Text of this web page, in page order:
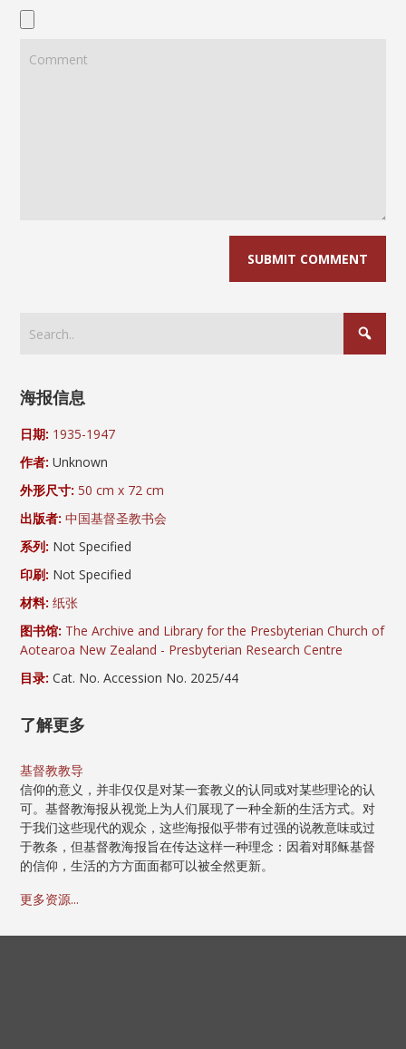
海报信息
日期: 1935-1947
作者: Unknown
外形尺寸: 50 cm x 72 cm
出版者: 中国基督圣教书会
系列: Not Specified
印刷: Not Specified
材料: 纸张
图书馆: The Archive and Library for the Presbyterian Church of
Aotearoa New Zealand - Presbyterian Research Centre
目录: Cat. No. Accession No. 2025/44
了解更多
基督教教导
信仰的意义，并非仅仅是对某一套教义的认同或对某些理论的认
可。基督教海报从视觉上为人们展现了一种全新的生活方式。对
于我们这些现代的观众，这些海报似乎带有过强的说教意味或过
于教条，但基督教海报旨在传达这样一种理念：因着对耶稣基督
的信仰，生活的方方面面都可以被全然更新。
更多资源...